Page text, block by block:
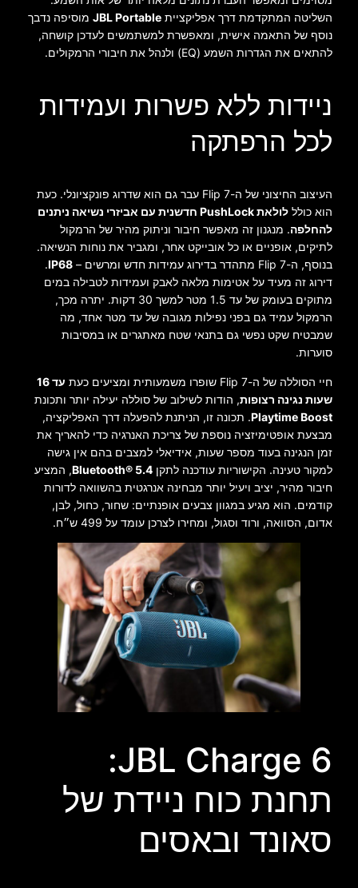
השליטה המתקדמת דרך אפליקציית JBL Portable מוסיפה נדבך
נוסף של התאמה אישית, ומאפשרת למשתמשים לעדכן קושחה,
להתאים את הגדרות השמע (EQ) ולנהל את חיבורי הרמקולים.
ניידות ללא פשרות ועמידות
לכל הרפתקה
העיצוב החיצוני של ה-Flip 7 עבר גם הוא שדרוג פונקציונלי. כעת
הוא כולל
לולאת PushLock חדשנית עם אביזרי נשיאה ניתנים
להחלפה. מנגנון זה מאפשר חיבור וניתוק מהיר של הרמקול
לתיקים, אופניים או כל אובייקט אחר, ומגביר את נוחות הנשיאה.
בנוסף, ה-Flip 7 מתהדר בדירוג עמידות חדש ומרשים –
IP68
.
דירוג זה מעיד על אטימות מלאה לאבק ועמידות לטבילה במים
מתוקים בעומק של עד 1.5 מטר למשך 30 דקות. יתרה מכך,
הרמקול עמיד גם בפני נפילות מגובה של עד מטר אחד, מה
שמבטיח שקט נפשי גם בתנאי שטח מאתגרים או במסיבות
סוערות.
חיי הסוללה של ה-Flip 7 שופרו משמעותית ומציעים כעת
עד 16
שעות נגינה רצופות, הודות לשילוב של סוללה יעילה יותר ותכונת
Playtime Boost. תכונה זו, הניתנת להפעלה דרך האפליקציה,
מבצעת אופטימיזציה נוספת של צריכת האנרגיה כדי להאריך את
זמן הנגינה בעוד מספר שעות, אידיאלי למצבים בהם אין גישה
למקור טעינה. הקישוריות עודכנה לתקן Bluetooth® 5.4, המציע
חיבור מהיר, יציב ויעיל יותר מבחינה אנרגטית בהשוואה לדורות
קודמים. הוא מגיע במגוון צבעים אופנתיים: שחור, כחול, לבן,
אדום, הסוואה, ורוד וסגול, ומחירו לצרכן עומד על 499 ש״ח.
JBL Charge 6:
תחנת כוח ניידת של
סאונד ובאסים